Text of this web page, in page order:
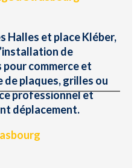
Halles et place Kléber,
de
commerce et
de plaques, grilles ou
professionnel et
déplacement.